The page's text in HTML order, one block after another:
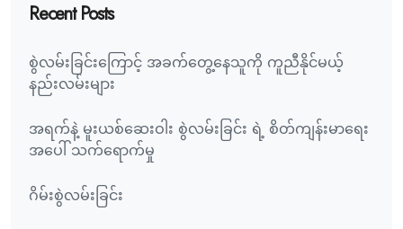
Recent Posts
စွဲလမ်းခြင်းကြောင့် အခက်တွေ့နေသူကို ကူညီနိုင်မယ့်
နည်းလမ်းများ
အရက်နဲ့ မူးယစ်ဆေးဝါး စွဲလမ်းခြင်း ရဲ့ စိတ်ကျန်းမာရေး
အပေါ် သက်ရောက်မှု
ဂိမ်းစွဲလမ်းခြင်း